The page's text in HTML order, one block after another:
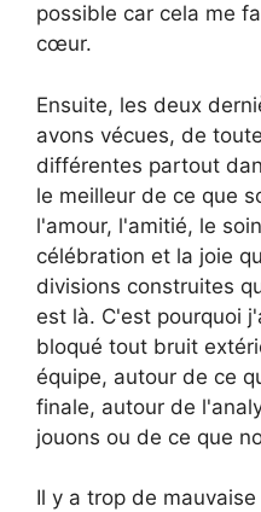
possible car cela me
cœur.
Ensuite, les deux
avons vécues, de
différentes partout
le meilleur de ce que
l'amour, l'amitié, le
célébration et la joie
divisions construites
est là. C'est pourquoi
bloqué tout bruit
équipe, autour de ce
finale, autour de
jouons ou de ce que
Il y a trop de